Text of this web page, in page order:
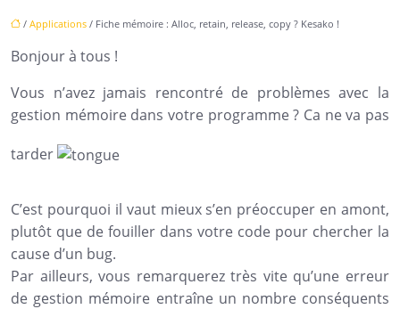
/ Applications / Fiche mémoire : Alloc, retain, release, copy ? Kesako !
Bonjour à tous !
Vous n’avez jamais rencontré de problèmes avec la
gestion mémoire dans votre programme ? Ca ne va pas
tarder
C’est pourquoi il vaut mieux s’en préoccuper en amont,
plutôt que de fouiller dans votre code pour chercher la
cause d’un bug.
Par ailleurs, vous remarquerez très vite qu’une erreur
de gestion mémoire entraîne un nombre conséquents